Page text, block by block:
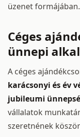
üzenet formájában.
Céges
ünnepi
A céges
karácsonyi és év
jubileumi
vállalatok
szeretnének